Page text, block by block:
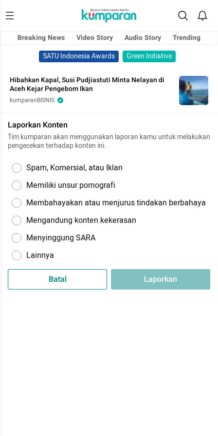
Breaking News Video Story Audio Story
Trending
SATU Indonesia Awards
Green Initiative
Hibahkan Kapal, Susi Pudjiastuti Minta Nelayan di
Aceh Kejar Pengebom Ikan
kumparanBISNIS
Laporkan Konten
Tim kumparan akan menggunakan laporan kamu untuk melakukan
pengecekan terhadap konten ini.
Spam, Komersial, atau Iklan
Memiliki unsur pornografi
Membahayakan atau menjurus tindakan berbahaya
Mengandung konten kekerasan
Menyinggung SARA
Lainnya
Batal Laporkan